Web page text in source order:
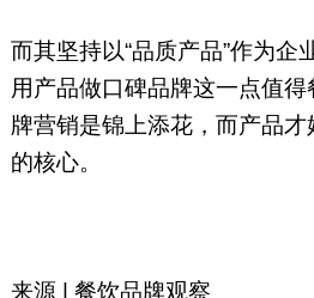
而其坚持以“品质产品”作为企
用产品做口碑品牌这一点值
牌营销是锦上添花，而产品
的核心。
来源 | 餐饮品牌观察